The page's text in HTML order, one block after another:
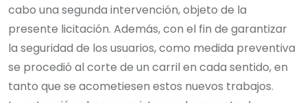
cabo una segunda intervención, objeto de la
presente licitación. Además, con el fin de garantizar
la seguridad de los usuarios, como medida preventiva
se procedió al corte de un carril en cada sentido, en
tanto que se acometiesen estos nuevos trabajos.